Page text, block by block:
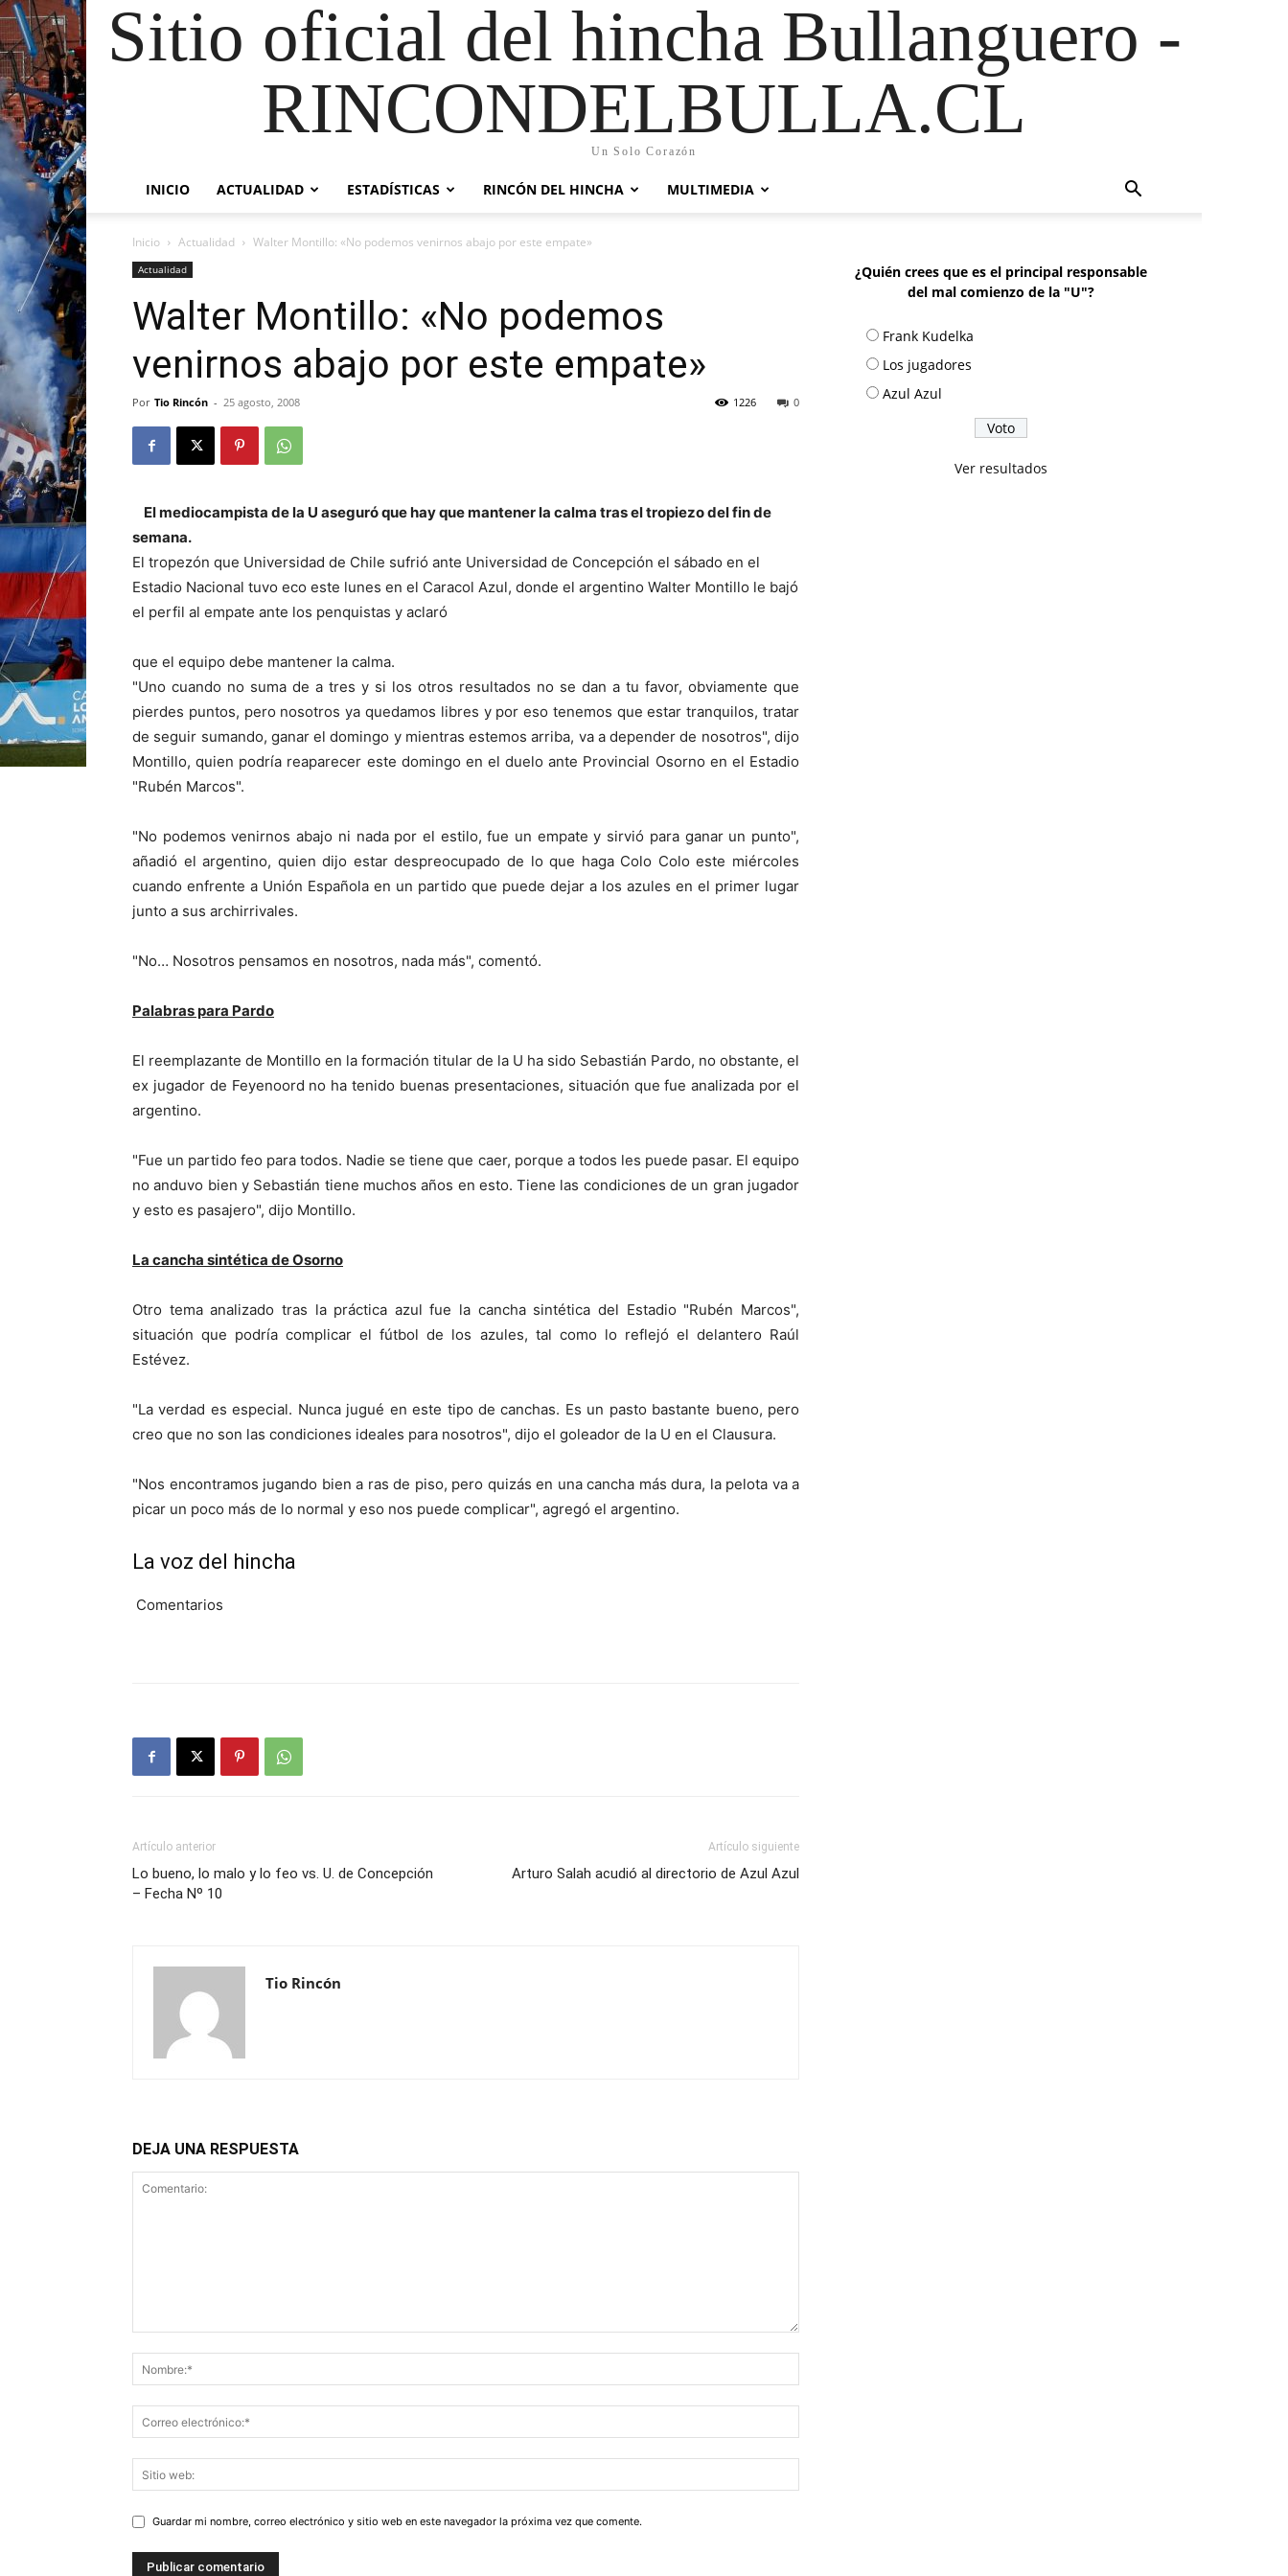
Sitio oficial del hincha Bullanguero -
RINCONDELBULLA.CL
Un Solo Corazón
INICIO ACTUALIDAD ESTADÍSTICAS RINCÓN DEL HINCHA MULTIMEDIA
Inicio Actualidad Walter Montillo: «No podemos venirnos abajo por este empate»
Actualidad
Walter Montillo: «No podemos
venirnos abajo por este empate»
Por Tio Rincón - 25 agosto, 2008 0
1226
El mediocampista de la U aseguró que hay que mantener la calma tras el tropiezo del fin de
semana.
El tropezón que Universidad de Chile sufrió ante Universidad de Concepción el sábado en el
Estadio Nacional tuvo eco este lunes en el Caracol Azul, donde el argentino Walter Montillo le bajó
el perfil al empate ante los penquistas y aclaró
que el equipo debe mantener la calma.
"Uno cuando no suma de a tres y si los otros resultados no se dan a tu favor, obviamente que
pierdes puntos, pero nosotros ya quedamos libres y por eso tenemos que estar tranquilos, tratar
de seguir sumando, ganar el domingo y mientras estemos arriba, va a depender de nosotros", dijo
Montillo, quien podría reaparecer este domingo en el duelo ante Provincial Osorno en el Estadio
"Rubén Marcos".
"No podemos venirnos abajo ni nada por el estilo, fue un empate y sirvió para ganar un punto",
añadió el argentino, quien dijo estar despreocupado de lo que haga Colo Colo este miércoles
cuando enfrente a Unión Española en un partido que puede dejar a los azules en el primer lugar
junto a sus archirrivales.
"No… Nosotros pensamos en nosotros, nada más", comentó.
Palabras para Pardo
El reemplazante de Montillo en la formación titular de la U ha sido Sebastián Pardo, no obstante, el
ex jugador de Feyenoord no ha tenido buenas presentaciones, situación que fue analizada por el
argentino.
"Fue un partido feo para todos. Nadie se tiene que caer, porque a todos les puede pasar. El equipo
no anduvo bien y Sebastián tiene muchos años en esto. Tiene las condiciones de un gran jugador
y esto es pasajero", dijo Montillo.
La cancha sintética de Osorno
Otro tema analizado tras la práctica azul fue la cancha sintética del Estadio "Rubén Marcos",
situación que podría complicar el fútbol de los azules, tal como lo reflejó el delantero Raúl
Estévez.
"La verdad es especial. Nunca jugué en este tipo de canchas. Es un pasto bastante bueno, pero
creo que no son las condiciones ideales para nosotros", dijo el goleador de la U en el Clausura.
"Nos encontramos jugando bien a ras de piso, pero quizás en una cancha más dura, la pelota va a
picar un poco más de lo normal y eso nos puede complicar", agregó el argentino.
La voz del hincha
Comentarios
Artículo anterior
Lo bueno, lo malo y lo feo vs. U. de Concepción
– Fecha Nº 10
Artículo siguiente
Arturo Salah acudió al directorio de Azul Azul
Tio Rincón
DEJA UNA RESPUESTA
Guardar mi nombre, correo electrónico y sitio web en este navegador la próxima vez que comente.
¿Quién crees que es el principal responsable
del mal comienzo de la "U"?
Frank Kudelka
Los jugadores
Azul Azul
Ver resultados